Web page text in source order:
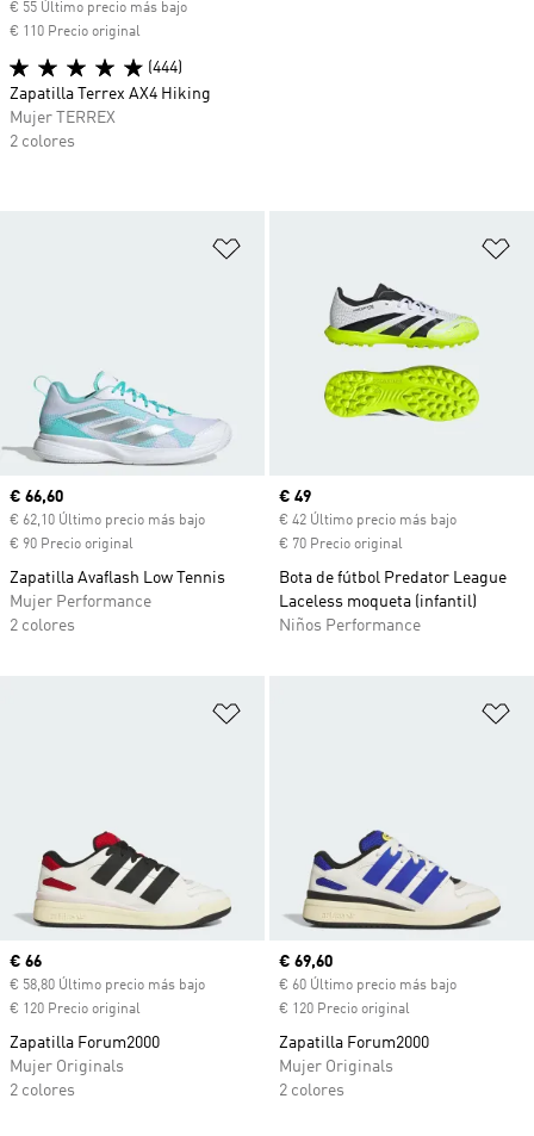
Precio actual
€ 66,60
€ 62,10 Último precio más bajo
€ 90 Precio original
Zapatilla Avaflash Low Tennis
Mujer Performance
2 colores
Precio actual
€ 49
€ 42 Último precio más bajo
€ 70 Precio original
Bota de fútbol Predator League
Laceless moqueta (infantil)
Niños Performance
Precio actual
€ 66
€ 58,80 Último precio más bajo
€ 120 Precio original
Zapatilla Forum2000
Mujer Originals
2 colores
Precio actual
€ 69,60
€ 60 Último precio más bajo
€ 120 Precio original
Zapatilla Forum2000
Mujer Originals
2 colores
€ 55 Último precio más bajo
€ 110 Precio original
(444)
Zapatilla Terrex AX4 Hiking
Mujer TERREX
2 colores